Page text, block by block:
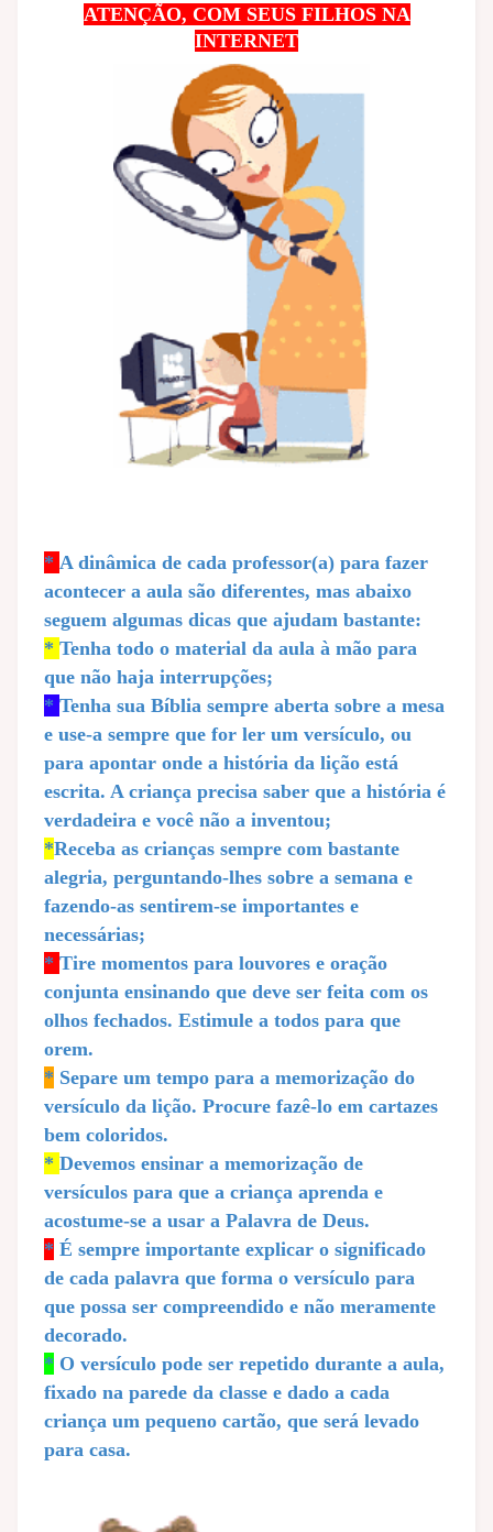
ATENÇÃO, COM SEUS FILHOS NA
INTERNET
* A dinâmica de cada professor(a) para fazer
acontecer a aula são diferentes, mas abaixo
seguem algumas dicas que ajudam bastante:
* Tenha todo o material da aula à mão para
que não haja interrupções;
* Tenha sua Bíblia sempre aberta sobre a mesa
e use-a sempre que for ler um versículo, ou
para apontar onde a história da lição está
escrita. A criança precisa saber que a história é
verdadeira e você não a inventou;
*Receba as crianças sempre com bastante
alegria, perguntando-lhes sobre a semana e
fazendo-as sentirem-se importantes e
necessárias;
* Tire momentos para louvores e oração
conjunta ensinando que deve ser feita com os
olhos fechados. Estimule a todos para que
orem.
* Separe um tempo para a memorização do
versículo da lição. Procure fazê-lo em cartazes
bem coloridos.
* Devemos ensinar a memorização de
versículos para que a criança aprenda e
acostume-se a usar a Palavra de Deus.
* É sempre importante explicar o significado
de cada palavra que forma o versículo para
que possa ser compreendido e não meramente
decorado.
* O versículo pode ser repetido durante a aula,
fixado na parede da classe e dado a cada
criança um pequeno cartão, que será levado
para casa.